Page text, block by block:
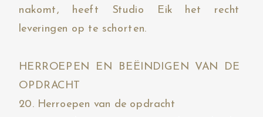
nakomt, heeft Studio Eik het recht
leveringen op te schorten.
HERROEPEN EN BEËINDIGEN VAN DE
OPDRACHT
20. Herroepen van de opdracht